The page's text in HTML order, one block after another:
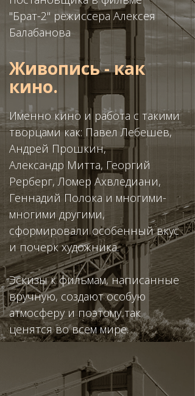
"Брат-2" режиссера Алексея
Балабанова
Живопись - как
кино.
Именно кино и работа с такими
творцами как: Павел Лебешев,
Андрей Прошкин,
Александр Митта, Георгий
Рерберг, Ломер Ахвледиани,
Геннадий Полока и многими-
многими другими,
сформировали особенный вкус
и почерк художника.
Эскизык фильмам, написанные
вручную, создают особую
атмосферу и поэтому так
ценятся во всем мире.